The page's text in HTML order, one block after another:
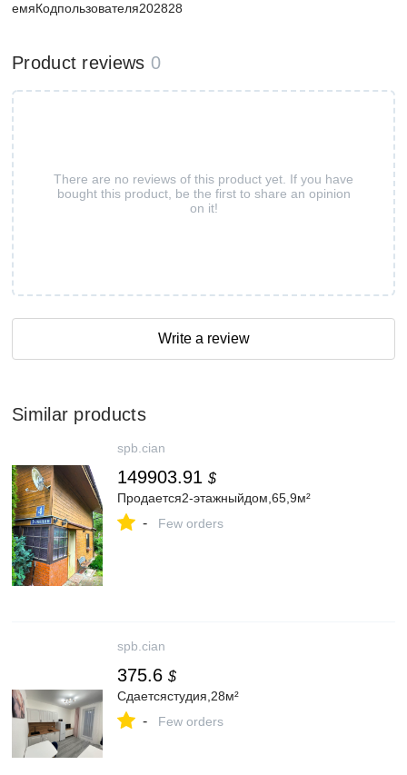
емяКодпользователя202828
Product reviews 0
There are no reviews of this product yet. If you have
bought this product, be the first to share an opinion
on it!
Write a review
Similar products
spb.cian
149903.91 $
Продается2-этажныйдом,65,9м²
- Few orders
spb.cian
375.6 $
Сдаетсястудия,28м²
- Few orders